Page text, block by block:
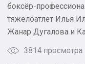
боксёр-
тяжелоатлет Илья
Жанар Дугалова и
3814 просмотра